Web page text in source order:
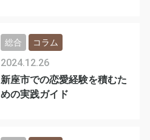
新座市での恋愛経験を積むた
めの実践ガイド
2024.12.26
総合 コラム